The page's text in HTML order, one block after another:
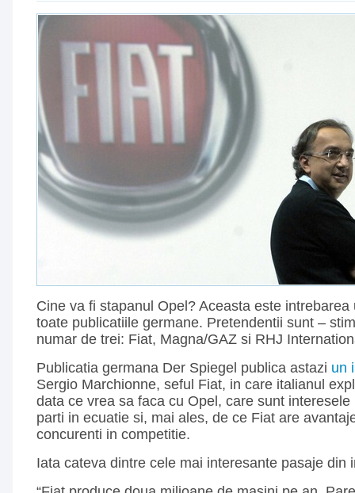
Cine va fi stapanul Opel? Aceasta este
toate publicatiile germane. Pretendentii sunt –
numar de trei: Fiat, Magna/GAZ si RHJ
Publicatia germana Der Spiegel publica astazi un
Sergio Marchionne, seful Fiat, in care italianul
data ce vrea sa faca cu Opel, care sunt
parti in ecuatie si, mai ales, de ce Fiat are
concurenti in competitie.
Iata cateva dintre cele mai interesante pasaje din